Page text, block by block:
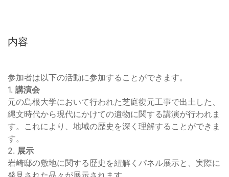
内容
参加者は以下の活動に参加することができます。
1. 講演会
元の島根大学において行われた芝庭復元工事で出土した、
縄文時代から現代にかけての遺物に関する講演が行われま
す。これにより、地域の歴史を深く理解することができま
す。
2. 展示
岩崎邸の敷地に関する歴史を紐解くパネル展示と、実際に
発見された品々が展示されます。